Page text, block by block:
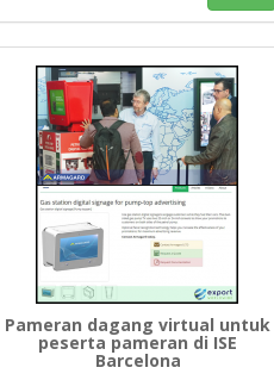
Pameran dagang virtual untuk
peserta pameran di ISE
Barcelona